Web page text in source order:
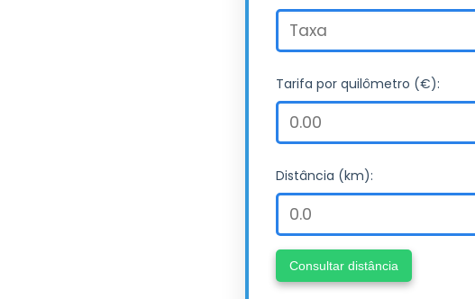
Tarifa por quilômetro (€):
Distância (km):
Consultar distância
Taxa de bagagem